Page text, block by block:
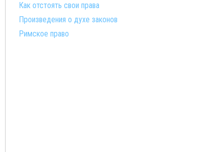
Как отстоять свои права
Произведения о духе законов
Римское право